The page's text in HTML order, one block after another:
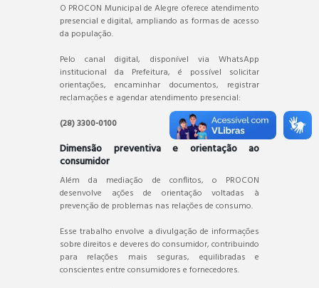
O PROCON Municipal de Alegre oferece atendimento
presencial e digital, ampliando as formas de acesso
da população.
Pelo canal digital, disponível via WhatsApp
institucional da Prefeitura, é possível solicitar
orientações, encaminhar documentos, registrar
reclamações e agendar atendimento presencial:
(28) 3300-0100
Dimensão preventiva e orientação ao
consumidor
Além da mediação de conflitos, o PROCON
desenvolve ações de orientação voltadas à
prevenção de problemas nas relações de consumo.
Esse trabalho envolve a divulgação de informações
sobre direitos e deveres do consumidor, contribuindo
para relações mais seguras, equilibradas e
conscientes entre consumidores e fornecedores.